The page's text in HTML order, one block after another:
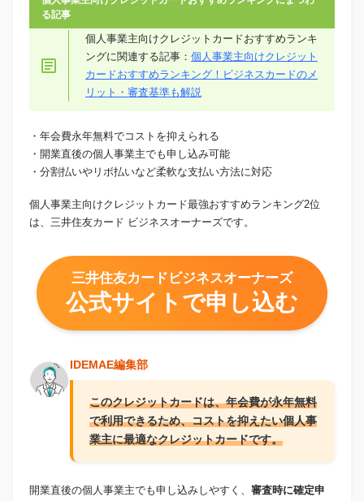
る記事
個人事業主向けクレジットカードおすすめランキ
ングに関連する記事： 個人事業主向けクレジット
カードおすすめランキング！ビジネスカードのメ
リット・審査基準も解説
・年会費永年無料でコストを抑えられる
・開業直後の個人事業主でも申し込み可能
・分割払いやリボ払いなど柔軟な支払い方法に対応
個人事業主向けクレジットカード最強おすすめランキング2位
は、三井住友カード ビジネスオーナーズです。
三井住友カードビジネスオーナーズ
公式サイトで申し込む
IDEMAE編集部
このクレジットカードは、年会費が永年無料
で利用できるため、コストを抑えたい個人事
業主に最適なクレジットカードです。
開業直後の個人事業主でも申し込みしやすく、 審査時に確定申